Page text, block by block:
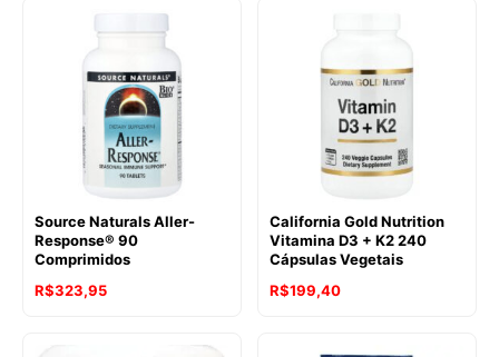
Source Naturals Aller-
Response® 90
Comprimidos
R$323,95
California Gold Nutrition
Vitamina D3 + K2 240
Cápsulas Vegetais
R$199,40